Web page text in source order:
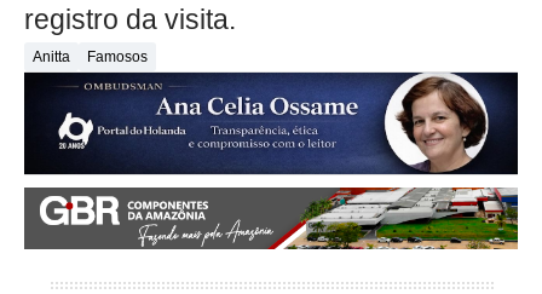
registro da visita.
Anitta Famosos